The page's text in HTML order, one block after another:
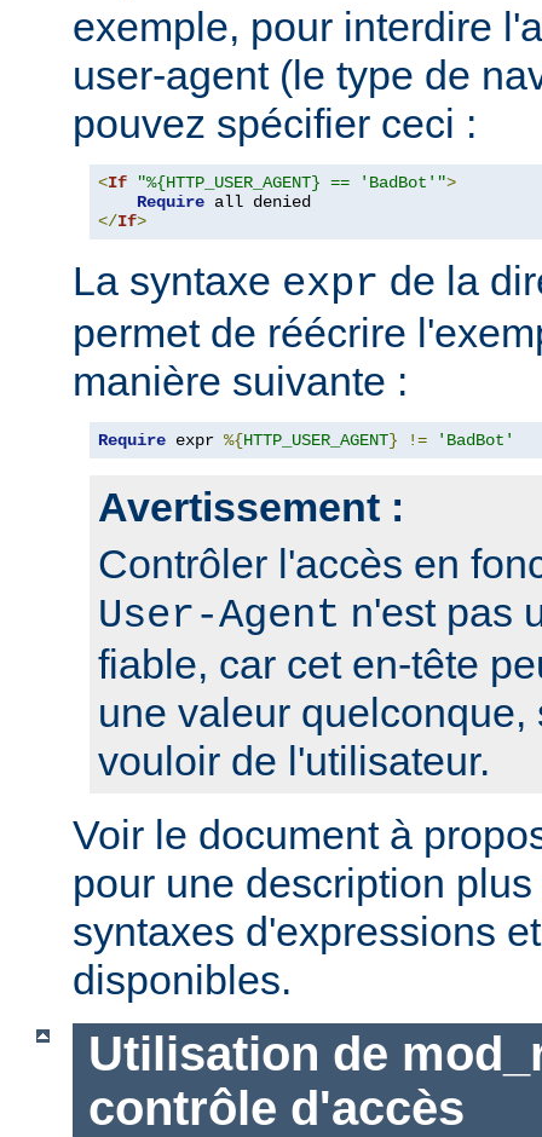
exemple, pour interdire
user-agent (le type de
pouvez spécifier ceci :
<If "%{HTTP_USER_AGENT} == 'BadBot'">
Require
</If>
La syntaxe expr de la
permet de réécrire
manière suivante :
Require expr %{HTTP_USER_AGENT} != 'BadBot'
Avertissement :
Contrôler l'accès en
User-Agent n'est pas
fiable, car cet en-tête
une valeur quelconque,
vouloir de l'utilisateur.
Voir le document à
pour une description
syntaxes d'expressions
disponibles.
Utilisation de
contrôle d'accès